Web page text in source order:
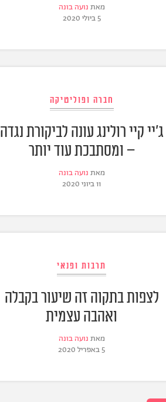
מאת נועה בונה
5 ביולי 2020
חברה ופוליטיקה
ג'יי קיי רולינג עונה לביקורת נגדה
– ומסתבכת עוד יותר
מאת נועה בונה
11 ביוני 2020
תרבות ופנאי
לצפות בתקוה זה שיעור בקבלה
ואהבה עצמית
מאת נועה בונה
5 באפריל 2020